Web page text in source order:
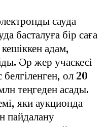
сауда
басталуға бір саға
адам,
Әр жер учаскесі
ол 20
теңгеден асады.
яки аукционда
пайдалану